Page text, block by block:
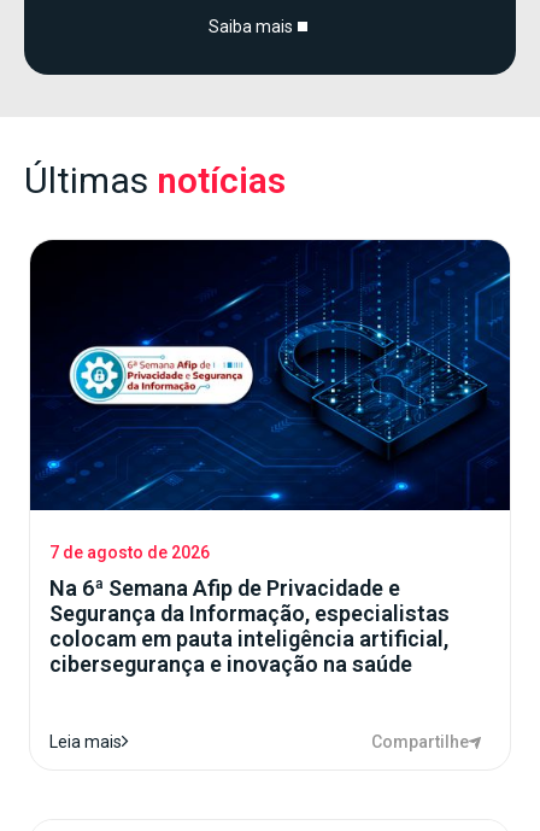
Saiba mais
Últimas notícias
7 de agosto de 2026
Na 6ª Semana Afip de Privacidade e
Segurança da Informação, especialistas
colocam em pauta inteligência artificial,
cibersegurança e inovação na saúde
Leia mais Compartilhe